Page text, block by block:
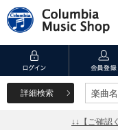
詳細検索 楽曲
楽曲
↓↓【ご確認